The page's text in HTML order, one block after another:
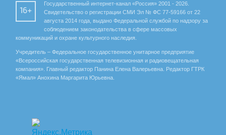
16+
Государственный интернет-канал «Россия» 2001 - 2026.
Свидетельство о регистрации СМИ Эл № ФС 77-59166 от 22
августа 2014 года, выдано Федеральной службой по надзору за
соблюдением законодательства в сфере массовых
коммуникаций и охране культурного наследия.
Учредитель – Федеральное государственное унитарное предприятие
«Всероссийская государственная телевизионная и радиовещательная
компания». Главный редактор Панина Елена Валерьевна. Редактор ГТРК
«Ямал» Анохина Маргарита Юрьевна.